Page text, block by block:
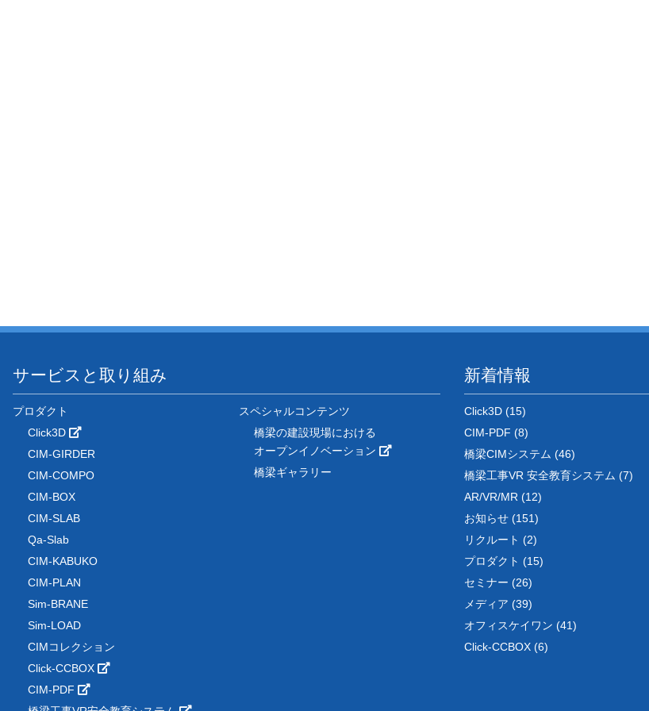
サービスと取り組み
プロダクト
Click3D
CIM-GIRDER
CIM-COMPO
CIM-BOX
CIM-SLAB
Qa-Slab
CIM-KABUKO
CIM-PLAN
Sim-BRANE
Sim-LOAD
CIMコレクション
Click-CCBOX
CIM-PDF
スペシャルコンテンツ
橋梁の建設現場における
オープンイノベーション
橋梁ギャラリー
新着情報
Click3D (15)
CIM-PDF (8)
橋梁CIMシステム (46)
橋梁工事VR 安全教育システム (7)
AR/VR/MR (12)
お知らせ (151)
リクルート (2)
プロダクト (15)
セミナー (26)
メディア (39)
オフィスケイワン (41)
Click-CCBOX (6)